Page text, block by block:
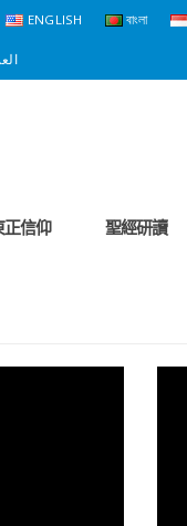
ENGLISH বাংলা
信仰 聖經研讀